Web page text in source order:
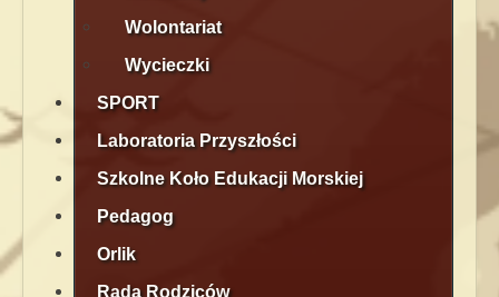
Wolontariat
Wycieczki
SPORT
Laboratoria Przyszłości
Szkolne Koło Edukacji Morskiej
Pedagog
Orlik
Rada Rodziców